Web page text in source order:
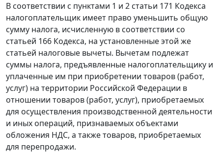
В соответствии с пунктами 1 и 2 статьи 171 Кодекса
налогоплательщик имеет право уменьшить общую
сумму налога, исчисленную в соответствии со
статьей 166 Кодекса, на установленные этой же
статьей налоговые вычеты. Вычетам подлежат
суммы налога, предъявленные налогоплательщику и
уплаченные им при приобретении товаров (работ,
услуг) на территории Российской Федерации в
отношении товаров (работ, услуг), приобретаемых
для осуществления производственной деятельности
и иных операций, признаваемых объектами
обложения НДС, а также товаров, приобретаемых
для перепродажи.